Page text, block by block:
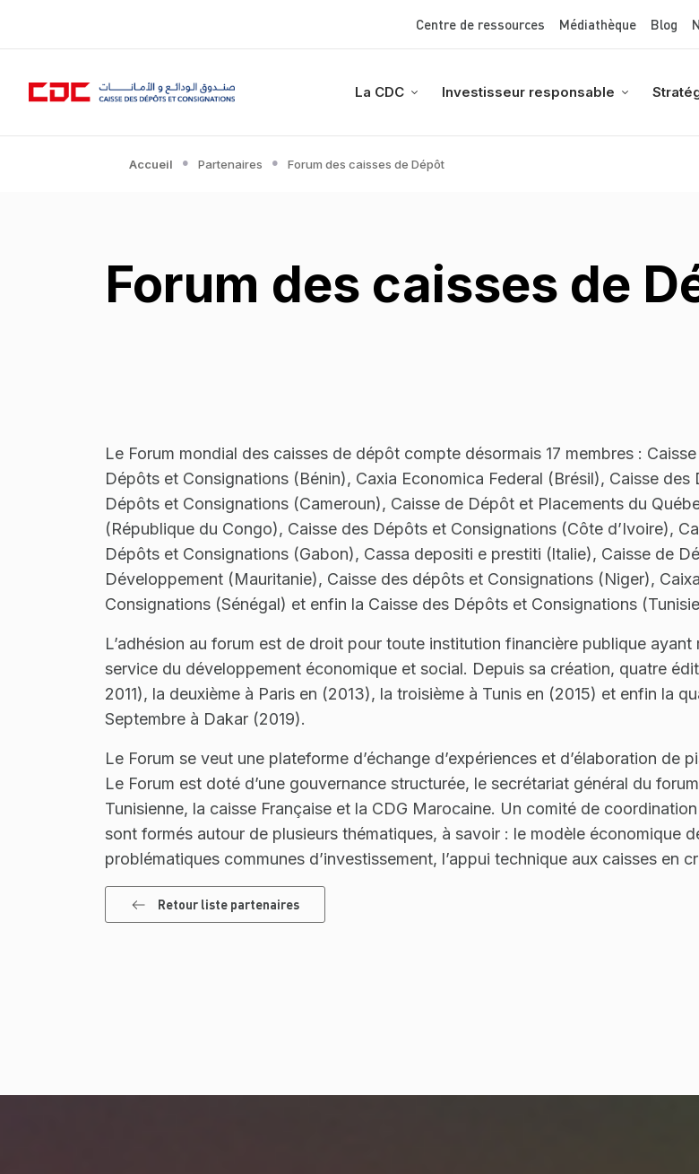
au
Top Menu
Centre de ressources Médiathèque Blog
La CDC Investisseur responsable
Accueil Partenaires Forum des caisses de Dépôt
Forum des caisses de
Le Forum mondial des caisses de dépôt compte désormais 17 membres :
Dépôts et Consignations (Bénin), Caxia Economica Federal (Brésil), Caisse
Dépôts et Consignations (Cameroun), Caisse de Dépôt et Placements du
(République du Congo), Caisse des Dépôts et Consignations (Côte d’Ivoire),
Dépôts et Consignations (Gabon), Cassa depositi e prestiti (ltalie), Caisse de
Développement (Mauritanie), Caisse des dépôts et Consignations (Niger),
Consignations (Sénégal) et enfin la Caisse des Dépôts et Consignations
L’adhésion au forum est de droit pour toute institution financière publique
service du développement économique et social. Depuis sa création, quatre
2011), la deuxième à Paris en (2013), la troisième à Tunis en (2015) et enfin la
Septembre à Dakar (2019).
Le Forum se veut une plateforme d’échange d’expériences et d’élaboration
Le Forum est doté d’une gouvernance structurée, le secrétariat général du
Tunisienne, la caisse Française et la CDG Marocaine. Un comité de
sont formés autour de plusieurs thématiques, à savoir : le modèle économique
problématiques communes d’investissement, l’appui technique aux caisses en
Retour liste partenaires